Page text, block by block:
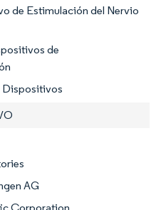
de Estimulación del Nervio
de
Dispositivos
AG